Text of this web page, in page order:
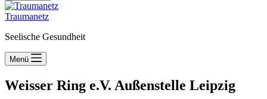
Traumanetz
Seelische Gesundheit
Menü
Weisser Ring e.V. Außenstelle Leipzig